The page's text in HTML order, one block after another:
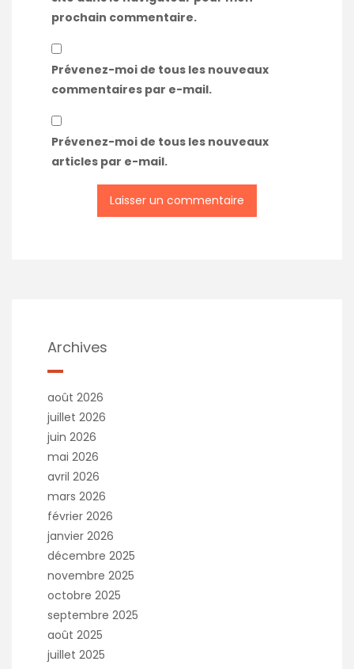
prochain commentaire.
Prévenez-moi de tous les nouveaux
commentaires par e-mail.
Prévenez-moi de tous les nouveaux
articles par e-mail.
Archives
août 2026
juillet 2026
juin 2026
mai 2026
avril 2026
mars 2026
février 2026
janvier 2026
décembre 2025
novembre 2025
octobre 2025
septembre 2025
août 2025
juillet 2025